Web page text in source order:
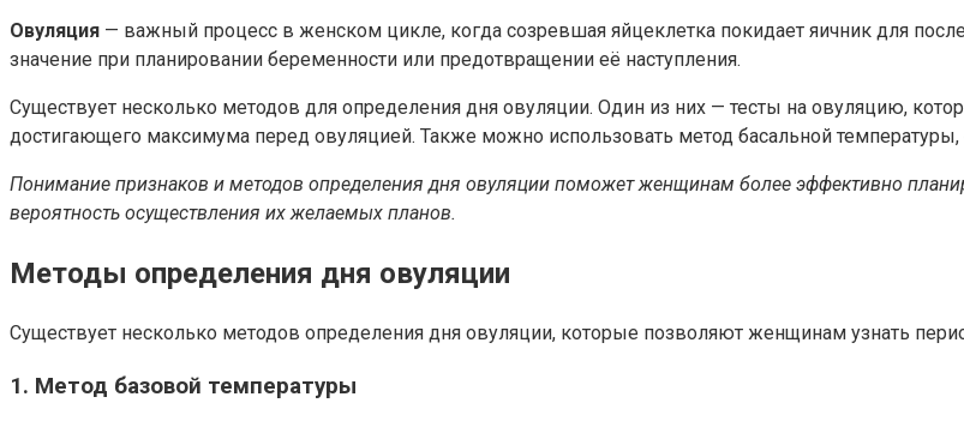
Овуляция — важный процесс в женском цикле, когда созревшая яйцеклетка покидает яичник для
значение при планировании беременности или предотвращении её наступления.
Существует несколько методов для определения дня овуляции. Один из них — тесты на овуляцию,
достигающего максимума перед овуляцией. Также можно использовать метод басальной
Понимание признаков и методов определения дня овуляции поможет женщинам более эффективно
вероятность осуществления их желаемых планов.
Методы определения дня овуляции
Существует несколько методов определения дня овуляции, которые позволяют женщинам узнать
1. Метод базовой температуры